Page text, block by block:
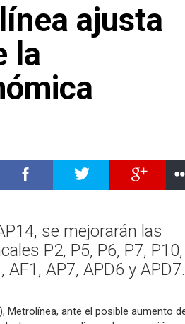
ajusta
la
se mejorarán las
P2, P5, P6, P7, P10,
AP7, APD6 y APD7.
Metrolínea, ante el posible aumento